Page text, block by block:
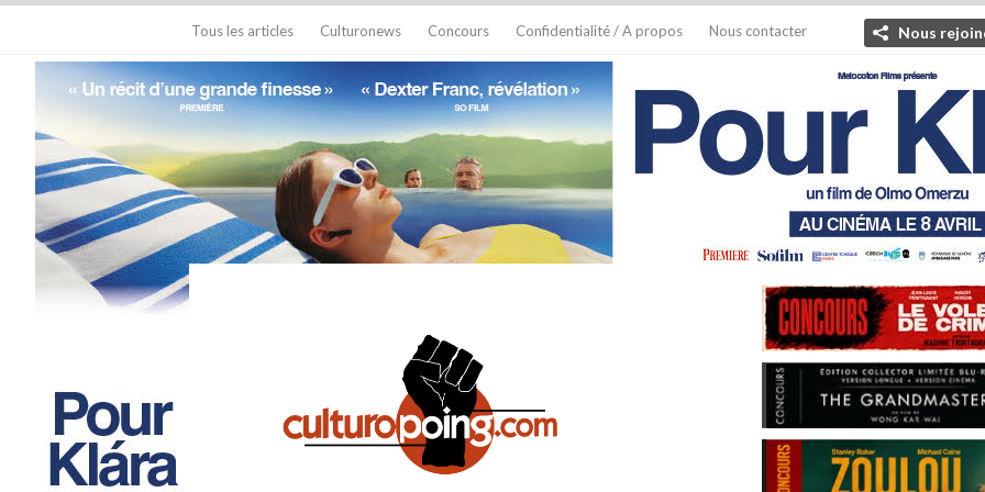
Tous les articles Culturonews Concours Confidentialité / A propos Nous contacter Nous